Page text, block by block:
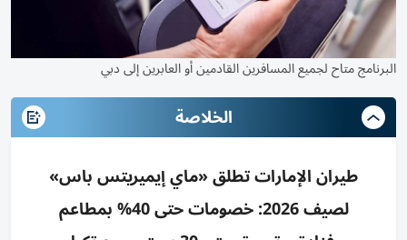
البرنامج متاح لجميع المسافرين القادمين أو العابرين إلى دبي
الخلاصة
طيران الإمارات تطلق «ماي إيميريتس باس»
لصيف 2026: خصومات حتى 40% بمطاعم